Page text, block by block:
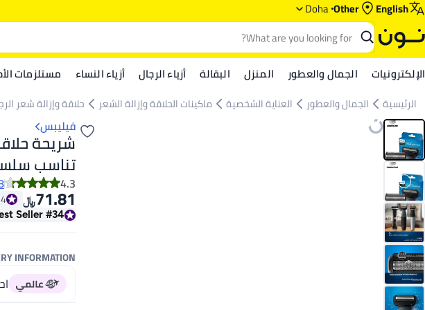
English
Other
Doha
الإلكترونيات الجمال والعطور المنزل البقالة أزياء الرجال أزياء النساء مستلزمات
الرئيسية الجمال والعطور العناية الشخصية ماكينات الحلاقة وإزالة الشعر حلاقة وإزالة شعر
فيليبس
شهرًا
4.3
﷼‏71.81 #34 في
#34 في Seller #34
INFORMATION